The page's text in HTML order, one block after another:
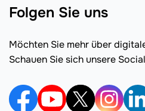
Folgen Sie uns
Möchten Sie mehr über
Schauen Sie sich unsere